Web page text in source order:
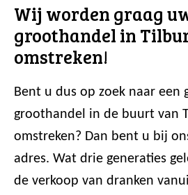
Wij worden graag
groothandel in
omstreken!
Bent u dus op zoek naar een
groothandel in de buurt van
omstreken? Dan bent u bij
adres. Wat drie generaties
de verkoop van dranken